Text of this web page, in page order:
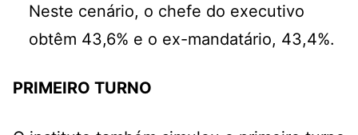
Neste cenário, o chefe do executivo
obtêm 43,6% e o ex-mandatário, 43,4%.
PRIMEIRO TURNO